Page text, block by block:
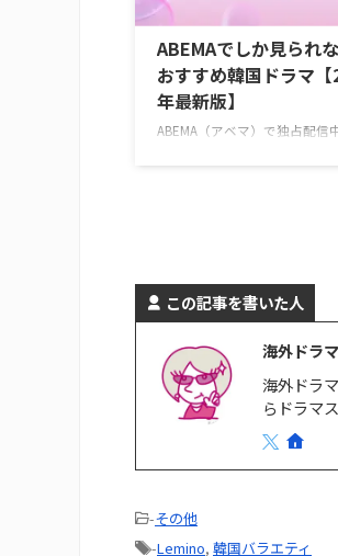
ンヒョン 脚本チョン・ジェハ
トナムグン・ミン、イ・ソル
デミョン、イ・サンヒ >> 『夫
末』あらすじ・キャスト情報
見 …
ABEMAでしか見られ
おすすめ韓国ドラマ
年最新版】
ABEMA（アベマ）で独占配信
で、特にK-POPアイドルが出演
る作品をABEMAプレミアムで
配信している。 ABEMAプレミ
広告なしと広告つきの2つの
ある。 ABEMAプレミアム 広告
ABEMAプレミアム 月額料金
￥680/月 プレミ …
この記事を書いた人
海外ドラ
海外ドラ
らドラマ
-その他
-Lemino, 韓国バラエティ